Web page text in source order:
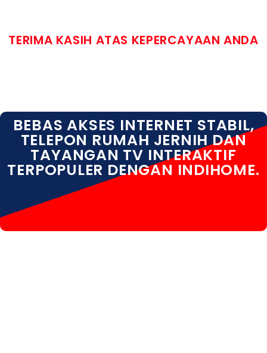
TERIMA KASIH ATAS KEPERCAYAAN ANDA
BEBAS AKSES INTERNET STABIL,
TELEPON RUMAH JERNIH DAN
TAYANGAN TV INTERAKTIF
TERPOPULER DENGAN INDIHOME.